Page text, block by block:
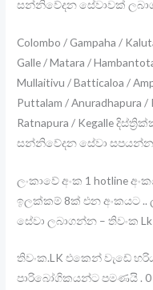
සන්නිවේදන සේවාවක්
Colombo / Gampaha /
Galle / Matara /
Mullaitivu / Batticaloa /
Puttalam / Anuradhapura /
Ratnapura / Kegalle
සන්නිවේදන සේවා
ලංකාවේ අංක 1 hotline
ඉලක්කම් 8ක් එන අංකයට ..
සේවා ලබාගන්න – තිවංක
තිවංක.LK එකෙන් වැඩේ
පාරිබෝගිකයන්ට පමණයි . 0